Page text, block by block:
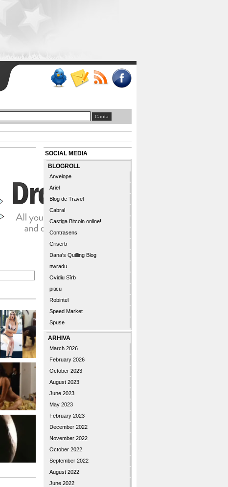
SOCIAL MEDIA
BLOGROLL
Anvelope
Ariel
Blog de Travel
Cabral
Castiga Bitcoin online!
Contrasens
Criserb
Dana's Quilling Blog
nwradu
Ovidiu Sîrb
piticu
Robintel
Speed Market
Spuse
ARHIVA
March 2026
February 2026
October 2023
August 2023
June 2023
May 2023
February 2023
December 2022
November 2022
October 2022
September 2022
August 2022
June 2022